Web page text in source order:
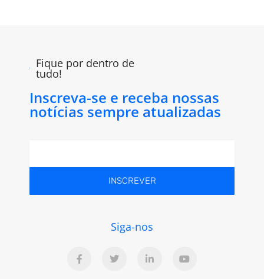
Fique por dentro de
tudo!
Inscreva-se e receba nossas
notícias sempre atualizadas
INSCREVER
Siga-nos